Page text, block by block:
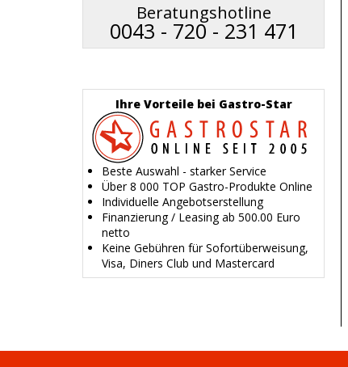
Beratungshotline
0043 - 720 - 231 471
Ihre Vorteile bei Gastro-Star
Beste Auswahl - starker Service
Über 8 000 TOP Gastro-Produkte Online
Individuelle Angebotserstellung
Finanzierung / Leasing ab 500.00 Euro
netto
Keine Gebühren für Sofortüberweisung,
Visa, Diners Club und Mastercard